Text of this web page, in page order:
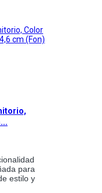
para
estilo y